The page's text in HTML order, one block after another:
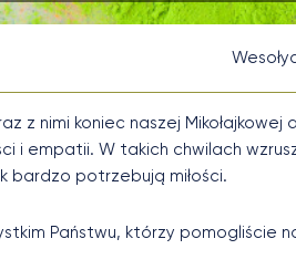
z nimi koniec naszej
i empatii. W takich chwilach
bardzo potrzebują miłości.
Państwu, którzy pomogliście